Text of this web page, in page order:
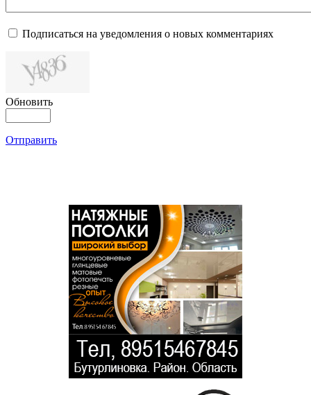
Подписаться на уведомления о новых комментариях
Обновить
Отправить